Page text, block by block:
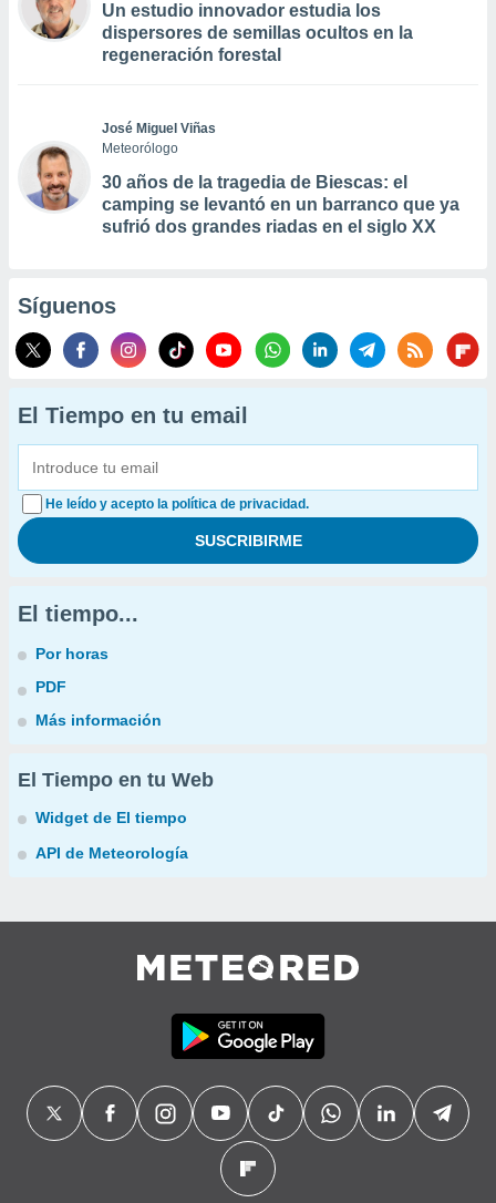
Un estudio innovador estudia los
dispersores de semillas ocultos en la
regeneración forestal
José Miguel Viñas
Meteorólogo
30 años de la tragedia de Biescas: el
camping se levantó en un barranco que ya
sufrió dos grandes riadas en el siglo XX
Síguenos
El Tiempo en tu email
He leído y acepto la política de privacidad.
El tiempo...
Por horas
PDF
Más información
El Tiempo en tu Web
Widget de El tiempo
API de Meteorología